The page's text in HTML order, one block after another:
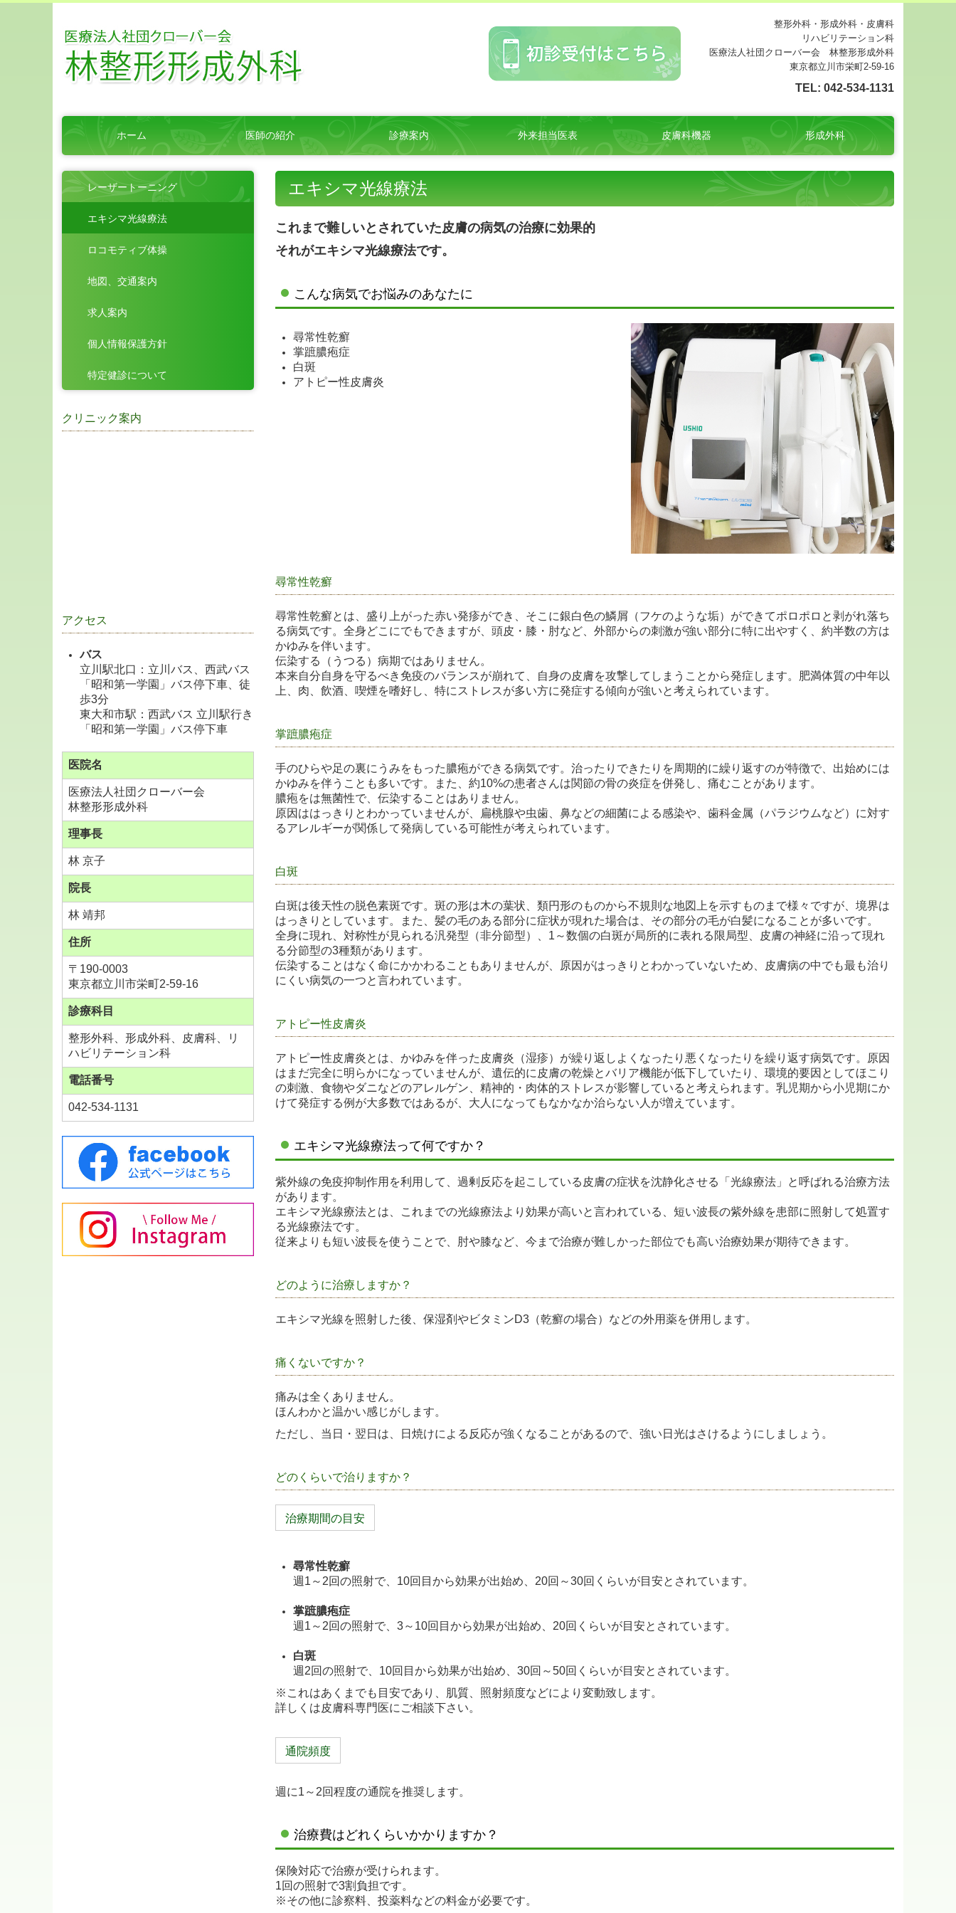
整形外科・形成外科・皮膚科
リハビリテーション科
医療法人社団クローバー会 林整形形成外科
東京都立川市栄町2-59-16
TEL: 042-534-1131
ホーム 医師の紹介 診療案内 外来担当医表 皮膚科機器 形成外科
レーザートーニング
エキシマ光線療法
ロコモティブ体操
地図、交通案内
求人案内
個人情報保護方針
特定健診について
クリニック案内
アクセス
バス
立川駅北口：立川バス、西武バス
「昭和第一学園」バス停下車、徒
歩3分
東大和市駅：西武バス 立川駅行き
「昭和第一学園」バス停下車
医院名
医療法人社団クローバー会
林整形形成外科
理事長
林 京子
院長
林 靖邦
住所
〒 190-0003
東京都立川市栄町2-59-16
診療科目
整形外科、形成外科、皮膚科、リ
ハビリテーション科
電話番号
042-534-1131
エキシマ光線療法
これまで難しいとされていた皮膚の病気の治療に効果的
それがエキシマ光線療法です。
こんな病気でお悩みのあなたに
尋常性乾癬
掌蹠膿疱症
白斑
アトピー性皮膚炎
尋常性乾癬
尋常性乾癬とは、盛り上がった赤い発疹ができ、そこに銀白色の鱗屑（フケのような垢）ができてポロポロと剥がれ落ち
る病気です。全身どこにでもできますが、頭皮・膝・肘など、外部からの刺激が強い部分に特に出やすく、約半数の方は
かゆみを伴います。
伝染する（うつる）病期ではありません。
本来自分自身を守るべき免疫のバランスが崩れて、自身の皮膚を攻撃してしまうことから発症します。肥満体質の中年以
上、肉、飲酒、喫煙を嗜好し、特にストレスが多い方に発症する傾向が強いと考えられています。
掌蹠膿疱症
手のひらや足の裏にうみをもった膿疱ができる病気です。治ったりできたりを周期的に繰り返すのが特徴で、出始めには
かゆみを伴うことも多いです。また、約10%の患者さんは関節の骨の炎症を併発し、痛むことがあります。
膿疱をは無菌性で、伝染することはありません。
原因ははっきりとわかっていませんが、扁桃腺や虫歯、鼻などの細菌による感染や、歯科金属（パラジウムなど）に対す
るアレルギーが関係して発病している可能性が考えられています。
白斑
白斑は後天性の脱色素斑です。斑の形は木の葉状、類円形のものから不規則な地図上を示すものまで様々ですが、境界は
はっきりとしています。また、髪の毛のある部分に症状が現れた場合は、その部分の毛が白髪になることが多いです。
全身に現れ、対称性が見られる汎発型（非分節型）、1～数個の白斑が局所的に表れる限局型、皮膚の神経に沿って現れ
る分節型の3種類があります。
伝染することはなく命にかかわることもありませんが、原因がはっきりとわかっていないため、皮膚病の中でも最も治り
にくい病気の一つと言われています。
アトピー性皮膚炎
アトピー性皮膚炎とは、かゆみを伴った皮膚炎（湿疹）が繰り返しよくなったり悪くなったりを繰り返す病気です。原因
はまだ完全に明らかになっていませんが、遺伝的に皮膚の乾燥とバリア機能が低下していたり、環境的要因としてほこり
の刺激、食物やダニなどのアレルゲン、精神的・肉体的ストレスが影響していると考えられます。乳児期から小児期にか
けて発症する例が大多数ではあるが、大人になってもなかなか治らない人が増えています。
エキシマ光線療法って何ですか？
紫外線の免疫抑制作用を利用して、過剰反応を起こしている皮膚の症状を沈静化させる「光線療法」と呼ばれる治療方法
があります。
エキシマ光線療法とは、これまでの光線療法より効果が高いと言われている、短い波長の紫外線を患部に照射して処置す
る光線療法です。
従来よりも短い波長を使うことで、肘や膝など、今まで治療が難しかった部位でも高い治療効果が期待できます。
どのように治療しますか？
エキシマ光線を照射した後、保湿剤やビタミンD3（乾癬の場合）などの外用薬を併用します。
痛くないですか？
痛みは全くありません。
ほんわかと温かい感じがします。
ただし、当日・翌日は、日焼けによる反応が強くなることがあるので、強い日光はさけるようにしましょう。
どのくらいで治りますか？
治療期間の目安
尋常性乾癬
週1～2回の照射で、10回目から効果が出始め、20回～30回くらいが目安とされています。
掌蹠膿疱症
週1～2回の照射で、3～10回目から効果が出始め、20回くらいが目安とされています。
白斑
週2回の照射で、10回目から効果が出始め、30回～50回くらいが目安とされています。
※これはあくまでも目安であり、肌質、照射頻度などにより変動致します。
詳しくは皮膚科専門医にご相談下さい。
通院頻度
週に1～2回程度の通院を推奨します。
治療費はどれくらいかかりますか？
保険対応で治療が受けられます。
1回の照射で3割負担です。
※その他に診察料、投薬料などの料金が必要です。